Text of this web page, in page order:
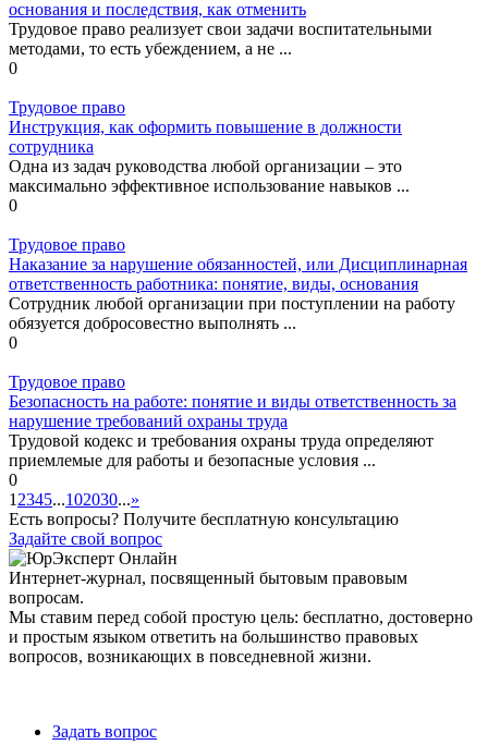
основания и последствия, как отменить
Трудовое право реализует свои задачи воспитательными
методами, то есть убеждением, а не ...
0
Трудовое право
Инструкция, как оформить повышение в должности
сотрудника
Одна из задач руководства любой организации – это
максимально эффективное использование навыков ...
0
Трудовое право
Наказание за нарушение обязанностей, или Дисциплинарная
ответственность работника: понятие, виды, основания
Сотрудник любой организации при поступлении на работу
обязуется добросовестно выполнять ...
0
Трудовое право
Безопасность на работе: понятие и виды ответственность за
нарушение требований охраны труда
Трудовой кодекс и требования охраны труда определяют
приемлемые для работы и безопасные условия ...
0
1 2345...102030...»
Есть вопросы? Получите бесплатную консультацию
Задайте свой вопрос
Интернет-журнал, посвященный бытовым правовым
вопросам.
Мы ставим перед собой простую цель: бесплатно, достоверно
и простым языком ответить на большинство правовых
вопросов, возникающих в повседневной жизни.
Задать вопрос